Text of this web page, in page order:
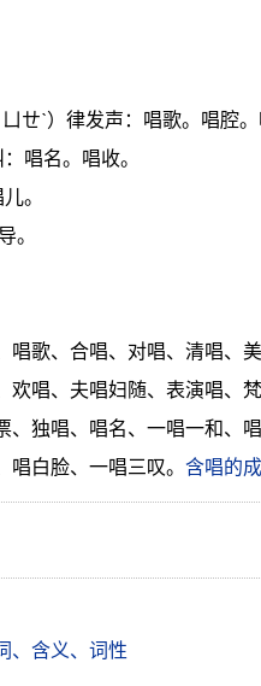
ㄝˋ）律发声：唱歌。唱腔
唱名。唱收。
。
。
唱歌、合唱、对唱、清唱、
欢唱、夫唱妇随、表演唱、
、独唱、唱名、一唱一和、
唱白脸、一唱三叹。 含唱的
、含义、词性